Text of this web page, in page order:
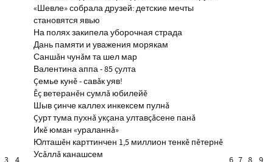
«Шевле» собрала друзей: детские мечты
становятся явью
На полях закипела уборочная страда
Дань памяти и уважения морякам
Саншăн чунăм та шел мар
Валентина аппа - 85 çулта
Çемье кунĕ - савăк уяв!
Ĕç ветеранĕн сумлă юбилейĕ
Шыв çинче каллех инкексем пулнă
Çурт тума пухнă укçана ултавçăсене панă
Икĕ юман «ураланнă»
Юлташĕн карттинчен 1,5 миллион тенкĕ пĕтернĕ
Усăллă канашсем